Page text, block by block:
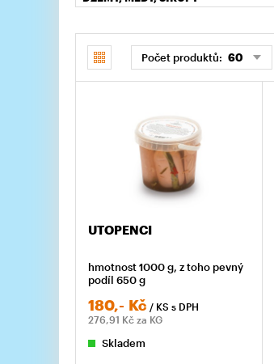
Počet produktů: 60
UTOPENCI
hmotnost 1000 g, z toho pevný
podíl 650 g
180,- Kč / KS s DPH
276,91 Kč za KG
Skladem